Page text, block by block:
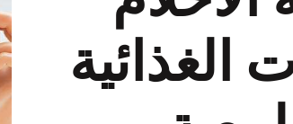
الغذائية